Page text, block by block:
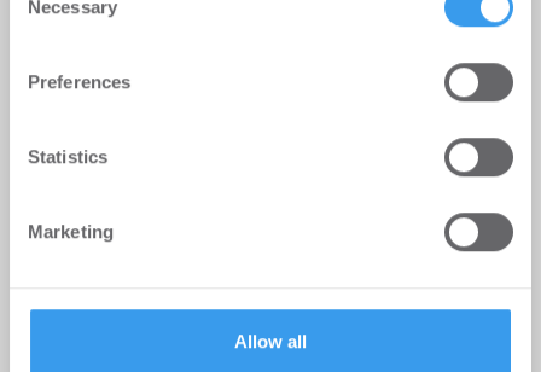
Find out more about how your personal data is processed
and set your preferences in the
We use cookies to personalise content and ads, to
provide social media features and to analyse our traffic.
our social media, advertising and analytics partners who
Selection
Necessary
Preferences
Statistics
Marketing
Allow all
expandieren im Stuttgarter
Büro | Deals Miete
m² ab